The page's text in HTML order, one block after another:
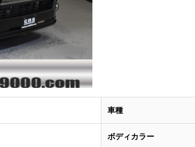
車種
ボディカラー